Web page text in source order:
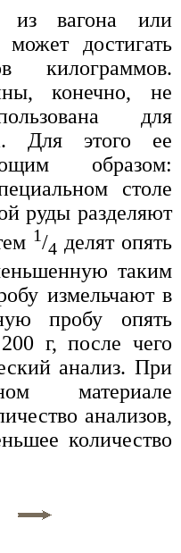
из вагона или
достигать
килограммов.
конечно, не
для
Для этого ее
образом:
столе
руды разделяют
1/4 делят опять
таким
измельчают в
пробу опять
г, после чего
анализ. При
материале
анализов,
количество